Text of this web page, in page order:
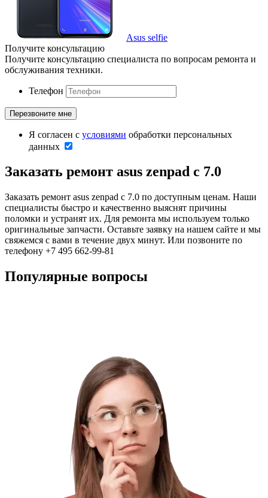
Asus selfie
Получите консультацию
Получите консультацию специалиста по вопросам ремонта и
обслуживания техники.
Телефон
Я согласен с условиями обработки персональных
данных
Заказать ремонт asus zenpad c 7.0
Заказать ремонт asus zenpad c 7.0 по доступным ценам. Наши
специалисты быстро и качественно выяснят причины
поломки и устранят их. Для ремонта мы используем только
оригинальные запчасти. Оставьте заявку на нашем сайте и мы
свяжемся с вами в течение двух минут. Или позвоните по
телефону +7 495 662-99-81
Популярные вопросы